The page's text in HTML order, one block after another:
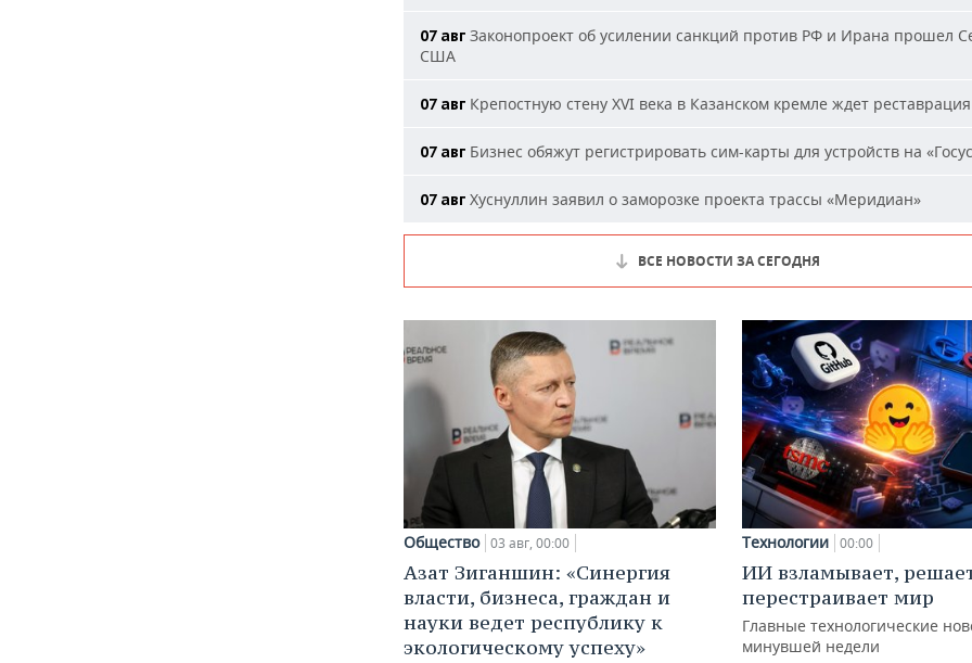
07 авг Законопроект об усилении санкций против РФ и Ирана прошел
США
07 авг Крепостную стену XVI века в Казанском кремле ждет реставрация
07 авг Бизнес обяжут регистрировать сим-карты для устройств на
07 авг Хуснуллин заявил о заморозке проекта трассы «Меридиан»
ВСЕ НОВОСТИ ЗА СЕГОДНЯ
Общество 03 авг, 00:00
Азат Зиганшин: «Синергия
власти, бизнеса, граждан и
науки ведет республику к
экологическому успеху»
Технологии 00:00
ИИ взламывает,
перестраивает мир
Главные технологические
минувшей недели